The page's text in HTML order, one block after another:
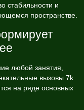
стабильности и
пространстве.
любой занятия,
вызовы 7k
на ряде основных